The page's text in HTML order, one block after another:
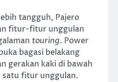
tangguh, Pajero
fitur-fitur unggulan
touring. Power
bagasi belakang
gerakan kaki di bawah
satu fitur unggulan.